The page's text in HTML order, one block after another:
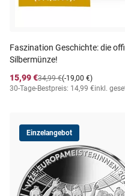
Faszination Geschichte: die
Silbermünze!
15,99 €
(-19,00 €)
34,99 €
30-Tage-Bestpreis: 14,99 €inkl.
Einzelangebot